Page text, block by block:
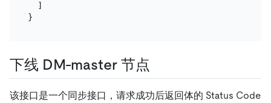
]
}
下线 DM-master 节点
该接口是一个同步接口，请求成功后返回体的 Status Code